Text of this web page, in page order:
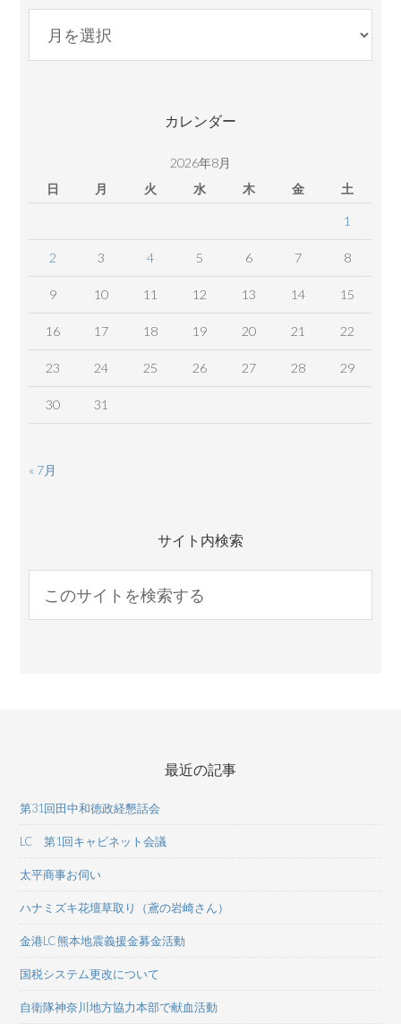
コ
カレンダー
2026年8月
日
月 火 水 木 金 土
1
2 3 4 5 6 7 8
9 10 11 12 13 14 15
16 17 18 19 20 21 22
23 24 25 26 27 28 29
30 31
« 7月
サイト内検索
最近の記事
第31回田中和徳政経懇話会
LC 第1回キャビネット会議
太平商事お伺い
ハナミズキ花壇草取り（鳶の岩崎さん）
金港LC 熊本地震義援金募金活動
国税システム更改について
自衛隊神奈川地方協力本部で献血活動